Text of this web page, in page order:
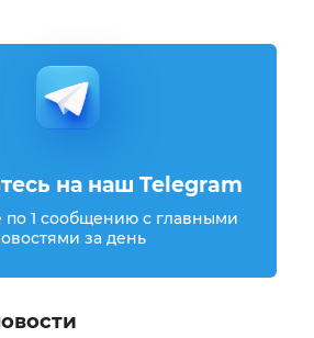
на наш Telegram
по 1 сообщению с главными
за день